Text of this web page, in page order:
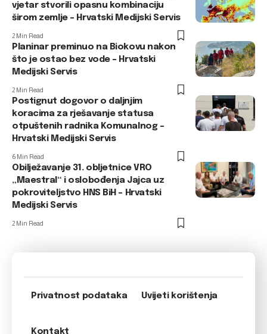
vjetar stvorili opasnu kombinaciju
širom zemlje – Hrvatski Medijski Servis
2 Min Read
Planinar preminuo na Biokovu nakon
što je ostao bez vode – Hrvatski
Medijski Servis
2 Min Read
Postignut dogovor o daljnjim
koracima za rješavanje statusa
otpuštenih radnika Komunalnog –
Hrvatski Medijski Servis
6 Min Read
Obilježavanje 31. obljetnice VRO
„Maestral“ i oslobođenja Jajca uz
pokroviteljstvo HNS BiH – Hrvatski
Medijski Servis
2 Min Read
Privatnost podataka Uvijeti korištenja
Kontakt